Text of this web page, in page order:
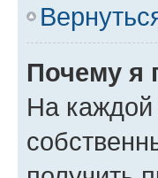
Почему я
На каждой